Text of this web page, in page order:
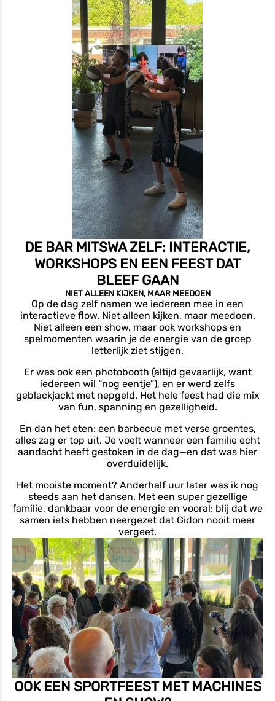
DE BAR MITSWA ZELF: INTERACTIE,
WORKSHOPS EN EEN FEEST DAT
BLEEF GAAN
NIET ALLEEN KIJKEN, MAAR MEEDOEN
Op de dag zelf namen we iedereen mee in een
interactieve flow. Niet alleen kijken, maar meedoen.
Niet alleen een show, maar ook workshops en
spelmomenten waarin je de energie van de groep
letterlijk ziet stijgen.
Er was ook een photobooth (altijd gevaarlijk, want
iedereen wil “nog eentje”), en er werd zelfs
geblackjackt met nepgeld. Het hele feest had die mix
van fun, spanning en gezelligheid.
En dan het eten: een barbecue met verse groentes,
alles zag er top uit. Je voelt wanneer een familie echt
aandacht heeft gestoken in de dag—en dat was hier
overduidelijk.
Het mooiste moment? Anderhalf uur later was ik nog
steeds aan het dansen. Met een super gezellige
familie, dankbaar voor de energie en vooral: blij dat we
samen iets hebben neergezet dat Gidon nooit meer
vergeet.
OOK EEN SPORTFEEST MET MACHINES